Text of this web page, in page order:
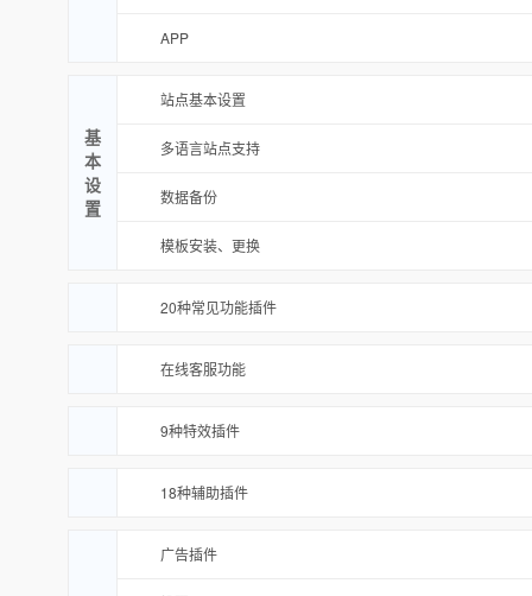
APP
基
本
设
置
站点基本设置
多语言站点支持
数据备份
模板安装、更换
20种常见功能插件
在线客服功能
9种特效插件
18种辅助插件
广告插件